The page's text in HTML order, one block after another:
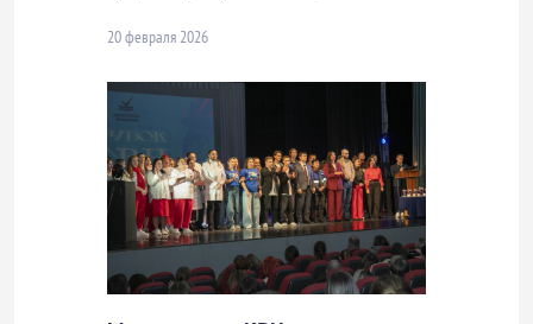
20 февраля 2026